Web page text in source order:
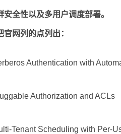
安全性以及多用户调度部署。
官网列的点列出：
Authentication with
Authorization and ACLs
Scheduling with Per-